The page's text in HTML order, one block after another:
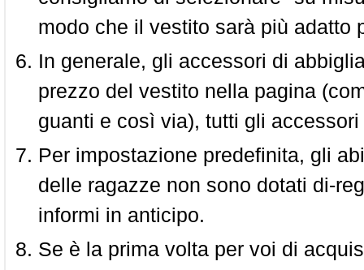
modo che il vestito sarà più adatto
In generale, gli accessori di
prezzo del vestito nella pagina
guanti e così via), tutti gli
Per impostazione predefinita, gli
delle ragazze non sono dotati di-
informi in anticipo.
Se è la prima volta per voi di